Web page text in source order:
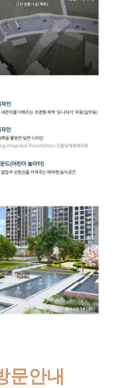
문안내